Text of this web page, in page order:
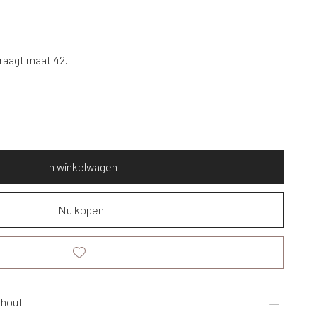
maat 42.
In winkelwagen
Nu kopen